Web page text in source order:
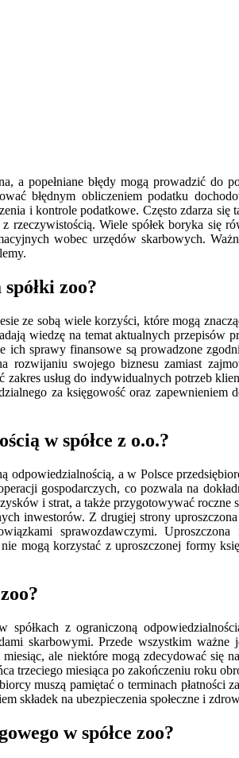
a popełniane błędy mogą prowadzić
błędnym obliczeniem podatku
i kontrole podatkowe. Często zdarza
rzeczywistością. Wiele spółek boryka się
wobec urzędów skarbowych.
zoo?
ze sobą wiele korzyści, które mogą
wiedzę na temat aktualnych
sprawy finansowe są prowadzone
rozwijaniu swojego biznesu zamiast
usług do indywidualnych potrzeb
za księgowość oraz
w spółce z o.o.?
a w Polsce
gospodarczych, co pozwala na
i strat, a także przygotowywać
inwestorów. Z drugiej strony
sprawozdawczymi.
mogą korzystać z uproszczonej formy
z ograniczoną
skarbowymi. Przede wszystkim ważne
ale niektóre mogą zdecydować
trzeciego miesiąca po zakończeniu roku
muszą pamiętać o terminach
składek na ubezpieczenia społeczne i
w spółce zoo?